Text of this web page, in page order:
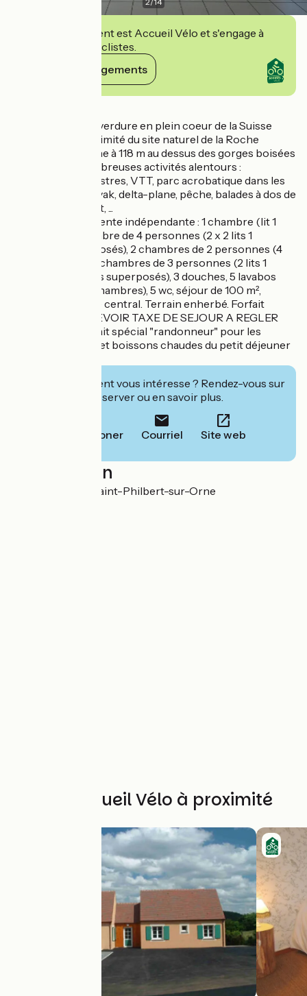
Cet établissement est Accueil Vélo et s'engage à
accueillir des cyclistes.
Voir ses engagements
Dans un écrin de verdure en plein coeur de la Suisse
Normande, à proximité du site naturel de la Roche
d'Oëtre qui culmine à 118 m au dessus des gorges boisées
de la Rouvre. Nombreuses activités alentours :
randonnées pédestres, VTT, parc acrobatique dans les
arbres, canoë-kayak, delta-plane, pêche, balades à dos de
vaches, restaurant, ...
Construction récente indépendante : 1 chambre (lit 1
personne), 1 chambre de 4 personnes (2 x 2 lits 1
personne superposés), 2 chambres de 2 personnes (4
lits 1 personne), 2 chambres de 3 personnes (2 lits 1
personne, 2 x 2 lits superposés), 3 douches, 5 lavabos
(dont 3 dans les chambres), 5 wc, séjour de 100 m²,
cuisine. Chauffage central. Terrain enherbé. Forfait
ménage 92 €. PREVOIR TAXE DE SEJOUR A REGLER
SUR PLACE. Forfait spécial "randonneur" pour les
étapes avec linge et boissons chaudes du petit déjeuner
Cet établissement vous intéresse ? Rendez-vous sur
leur site pour réserver ou en savoir plus.
Téléphoner Courriel Site web
Localisation
Le Bourg 61430 Saint-Philbert-sur-Orne
Autres Accueil Vélo à proximité